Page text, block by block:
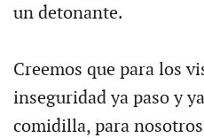
un detonante.
Creemos que para los
inseguridad ya paso y
comidilla, para